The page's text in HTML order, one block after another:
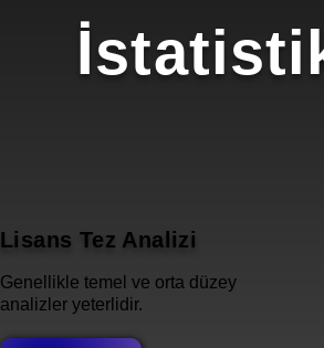
Lisans Tez Analizi
Genellikle temel ve orta düzey
analizler yeterlidir.